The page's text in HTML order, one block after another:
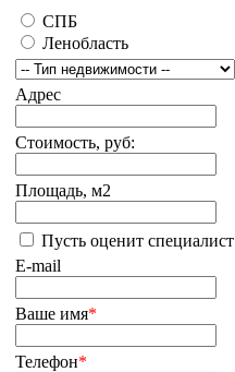
СПБ
Ленобласть
Адрес
Стоимость, руб:
Площадь, м2
Пусть оценит специалист
E-mail
Ваше имя*
Телефон*